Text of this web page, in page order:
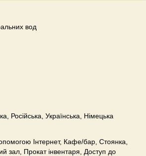
вод
Російська, Українська, Німецька
Інтернет, Кафе/бар, Стоянка,
зал, Прокат інвентаря, Доступ до